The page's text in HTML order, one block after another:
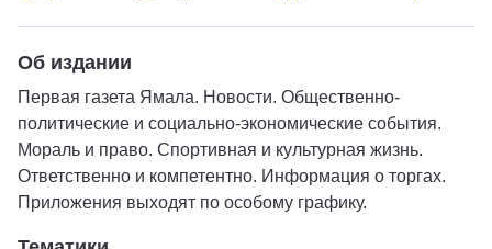
Об издании
Первая газета Ямала. Новости. Общественно-
политические и социально-экономические события.
Мораль и право. Спортивная и культурная жизнь.
Ответственно и компетентно. Информация о торгах.
Приложения выходят по особому графику.